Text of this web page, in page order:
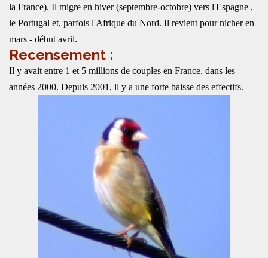
la France). Il migre en hiver (septembre-octobre) vers l'Espagne ,
le Portugal et, parfois l'Afrique du Nord. Il revient pour nicher en
mars - début avril.
Recensement :
Il y avait entre 1 et 5 millions de couples en France, dans les
années 2000. Depuis 2001, il y a une forte baisse des effectifs.